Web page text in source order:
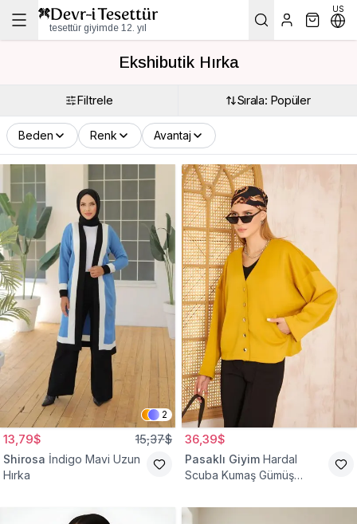
tesettür giyimde 12. yıl
US
Ekshibutik Hırka
Filtrele Sırala: Popüler
Beden Renk Avantaj
2
13,79$ 15,37$
Shirosa İndigo Mavi Uzun
Hırka
36,39$
Pasaklı Giyim Hardal
Scuba Kumaş Gümüş
Hırka